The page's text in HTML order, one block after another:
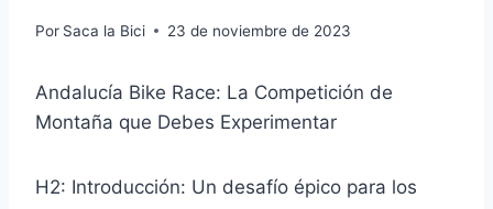
Por Saca la Bici 23 de noviembre de 2023
Andalucía Bike Race: La Competición de
Montaña que Debes Experimentar
H2: Introducción: Un desafío épico para los